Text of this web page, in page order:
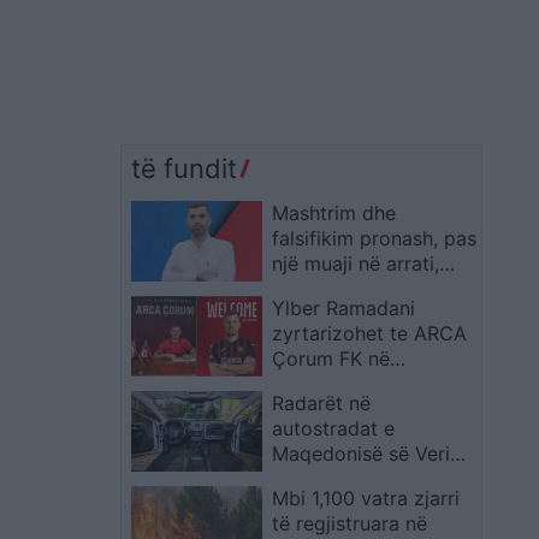
të fundit
Mashtrim dhe
falsifikim pronash, pas
një muaji në arrati,
zëvendësdrejtori i
Kadastrës së Dibrës
Ylber Ramadani
zyrtarizohet te ARCA
Çorum FK në
Radarët në
autostradat e
Maqedonisë së Veriut
shpejtësinë e
automjeteve
Mbi 1,100 vatra zjarri
të regjistruara në